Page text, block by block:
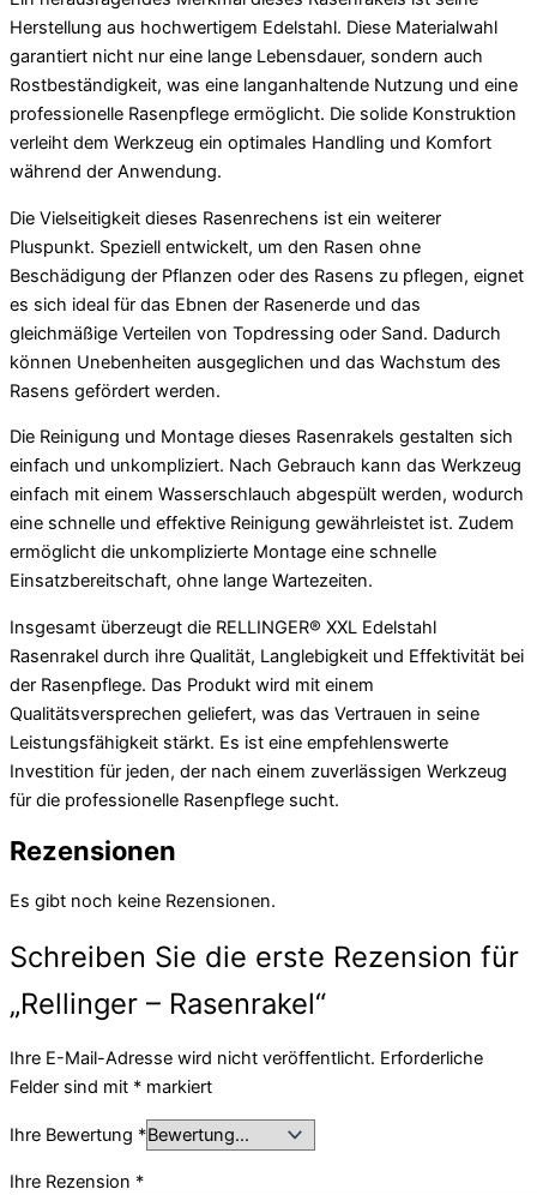
Herstellung aus hochwertigem Edelstahl. Diese Materialwahl
garantiert nicht nur eine lange Lebensdauer, sondern auch
Rostbeständigkeit, was eine langanhaltende Nutzung und eine
professionelle Rasenpflege ermöglicht. Die solide Konstruktion
verleiht dem Werkzeug ein optimales Handling und Komfort
während der Anwendung.
Die Vielseitigkeit dieses Rasenrechens ist ein weiterer
Pluspunkt. Speziell entwickelt, um den Rasen ohne
Beschädigung der Pflanzen oder des Rasens zu pflegen, eignet
es sich ideal für das Ebnen der Rasenerde und das
gleichmäßige Verteilen von Topdressing oder Sand. Dadurch
können Unebenheiten ausgeglichen und das Wachstum des
Rasens gefördert werden.
Die Reinigung und Montage dieses Rasenrakels gestalten sich
einfach und unkompliziert. Nach Gebrauch kann das Werkzeug
einfach mit einem Wasserschlauch abgespült werden, wodurch
eine schnelle und effektive Reinigung gewährleistet ist. Zudem
ermöglicht die unkomplizierte Montage eine schnelle
Einsatzbereitschaft, ohne lange Wartezeiten.
Insgesamt überzeugt die RELLINGER® XXL Edelstahl
Rasenrakel durch ihre Qualität, Langlebigkeit und Effektivität bei
der Rasenpflege. Das Produkt wird mit einem
Qualitätsversprechen geliefert, was das Vertrauen in seine
Leistungsfähigkeit stärkt. Es ist eine empfehlenswerte
Investition für jeden, der nach einem zuverlässigen Werkzeug
für die professionelle Rasenpflege sucht.
Rezensionen
Es gibt noch keine Rezensionen.
Schreiben Sie die erste Rezension für
„Rellinger – Rasenrakel“
Ihre E-Mail-Adresse wird nicht veröffentlicht. Erforderliche
Felder sind mit * markiert
Ihre Bewertung *
Ihre Rezension *